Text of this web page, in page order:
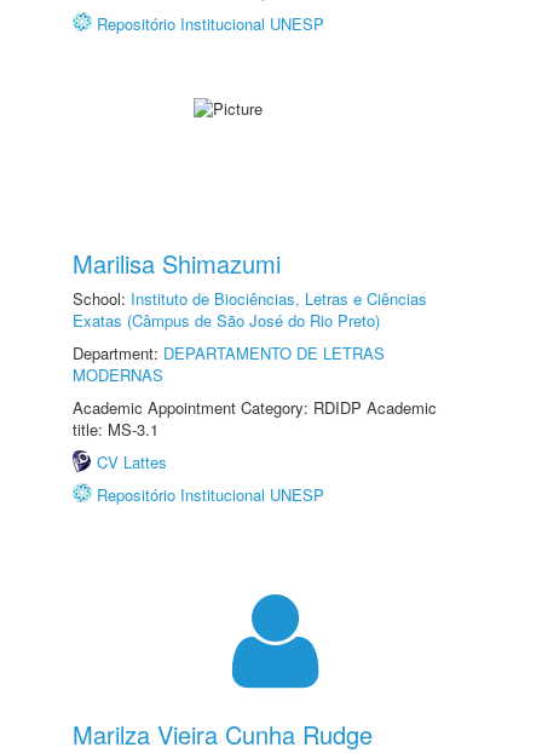
Repositório Institucional UNESP
Marilisa Shimazumi
School: Instituto de Biociências, Letras e Ciências
Exatas (Câmpus de São José do Rio Preto)
Department: DEPARTAMENTO DE LETRAS
MODERNAS
Academic Appointment Category: RDIDP Academic
title: MS-3.1
CV Lattes
Repositório Institucional UNESP
Marilza Vieira Cunha Rudge